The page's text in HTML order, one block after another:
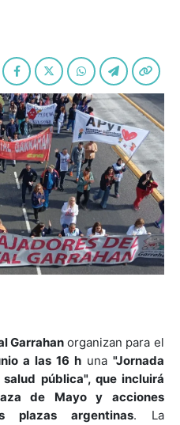
Garrahan organizan para el
a las 16 h una "Jornada
pública", que incluirá
de Mayo y acciones
plazas argentinas. La